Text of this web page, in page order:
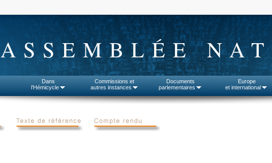
ASSEMBLÉE
Dans
l'Hémicycle
Commissions et
autres instances
Documents
parlementaires
Europe
et international